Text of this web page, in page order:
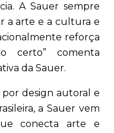
A Sauer sempre
a arte e a cultura e
reforça
certo” comenta
da Sauer.
design autoral e
a Sauer vem
conecta arte e